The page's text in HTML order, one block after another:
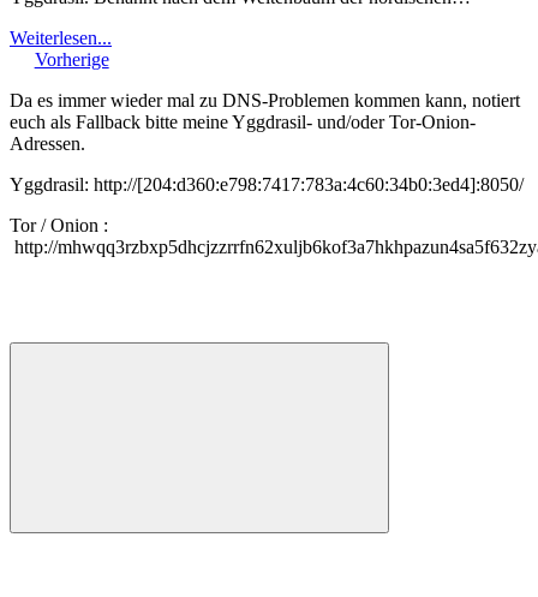
Weiterlesen...
Vorherige
Da es immer wieder mal zu DNS-Problemen kommen kann, notiert
euch als Fallback bitte meine Yggdrasil- und/oder Tor-Onion-
Adressen.
Yggdrasil: http://[204:d360:e798:7417:783a:4c60:34b0:3ed4]:8050/
Tor / Onion :
http://